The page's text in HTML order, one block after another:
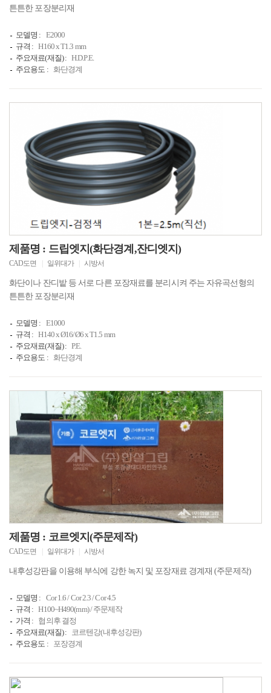
튼튼한 포장분리재
모델명 : E2000
규격 : H160 x T1.3 mm
주요재료(재질) : H.D.P.E.
주요용도 : 화단경계
제품명 : 드립엣지(화단경계,잔디엣지)
CAD도면 일위대가 시방서
화단이나 잔디밭 등 서로 다른 포장재료를 분리시켜 주는 자유곡선형의
튼튼한 포장분리재
모델명 : E1000
규격 : H140 x Ø16/Ø6 x T1.5 mm
주요재료(재질) : P.E.
주요용도 : 화단경계
제품명 : 코르엣지(주문제작)
CAD도면 일위대가 시방서
내후성강판을 이용해 부식에 강한 녹지 및 포장재료 경계재 (주문제작)
모델명 : Cor 1.6 / Cor 2.3 / Cor 4.5
규격 : H100~H490(mm) / 주문제작
가격 : 협의후 결정
주요재료(재질) : 코르텐강(내후성강판)
주요용도 :
포장경계